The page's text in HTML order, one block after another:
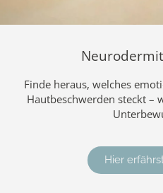
Finde heraus, welches
Hautbeschwerden steckt –
Hier